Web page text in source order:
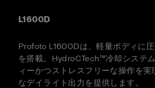
L1600D
Profoto L1600Dは、軽量ボディに
を搭載。HydroCTech™冷却システ
ィーかつストレスフリーな操作を実
なデイライト出力を提供します。